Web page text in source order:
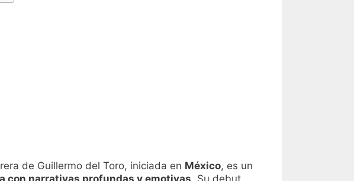
de Guillermo del Toro, iniciada en México, es un
con narrativas profundas y emotivas. Su debut